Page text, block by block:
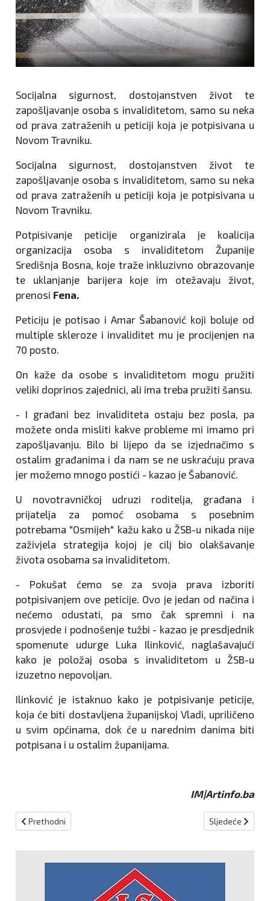
Socijalna sigurnost, dostojanstven život te
zapošljavanje osoba s invaliditetom, samo su neka
od prava zatraženih u peticiji koja je potpisivana u
Novom Travniku.
Socijalna sigurnost, dostojanstven život te
zapošljavanje osoba s invaliditetom, samo su neka
od prava zatraženih u peticiji koja je potpisivana u
Novom Travniku.
Potpisivanje peticije organizirala je koalicija
organizacija osoba s invaliditetom Županije
Središnja Bosna, koje traže inkluzivno obrazovanje
te uklanjanje barijera koje im otežavaju život,
prenosi Fena.
Peticiju je potisao i Amar Šabanović koji boluje od
multiple skleroze i invaliditet mu je procijenjen na
70 posto.
On kaže da osobe s invaliditetom mogu pružiti
veliki doprinos zajednici, ali ima treba pružiti šansu.
- I građani bez invaliditeta ostaju bez posla, pa
možete onda misliti kakve probleme mi imamo pri
zapošljavanju. Bilo bi lijepo da se izjednačimo s
ostalim građanima i da nam se ne uskraćuju prava
jer možemo mnogo postići - kazao je Šabanović.
U novotravničkoj udruzi roditelja, građana i
prijatelja za pomoć osobama s posebnim
potrebama "Osmijeh" kažu kako u ŽSB-u nikada nije
zaživjela strategija kojoj je cilj bio olakšavanje
života osobama sa invaliditetom.
- Pokušat ćemo se za svoja prava izboriti
potpisivanjem ove peticije. Ovo je jedan od načina i
nećemo odustati, pa smo čak spremni i na
prosvjede i podnošenje tužbi - kazao je presdjednik
spomenute udurge Luka Ilinković, naglašavajući
kako je položaj osoba s invaliditetom u ŽSB-u
izuzetno nepovoljan.
Ilinković je istaknuo kako je potpisivanje peticije,
koja će biti dostavljena županijskoj Vladi, upriličeno
u svim općinama, dok će u narednim danima biti
potpisana i u ostalim županijama.
IM|Artinfo.ba
Prethodni članak: PROGRAM GLAZBE I PLESA POVODOM USKRSA
Prethodni Sljedeći članak:
Sljedeće